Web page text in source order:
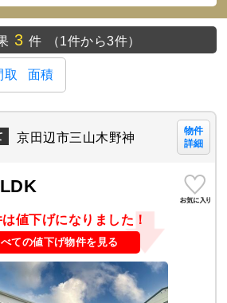
3 件 （1件から3件）
取 面積
京田辺市三山木野神
物件
詳細
値下げになりました！
ての値下げ物件を見る